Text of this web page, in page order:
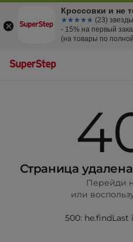
Страница
Перейди
или
500:
Кроссовки и не
☆☆☆☆☆
★★★★★ (23) звезды
- 15% на первый
(на товары по